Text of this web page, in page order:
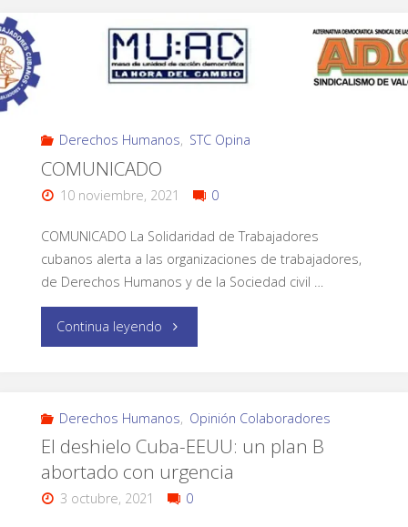
Derechos Humanos, STC Opina
COMUNICADO
10 noviembre, 2021 0
COMUNICADO La Solidaridad de Trabajadores
cubanos alerta a las organizaciones de trabajadores,
de Derechos Humanos y de la Sociedad civil …
Continua leyendo
Derechos Humanos, Opinión Colaboradores
El deshielo Cuba-EEUU: un plan B
abortado con urgencia
3 octubre, 2021 0